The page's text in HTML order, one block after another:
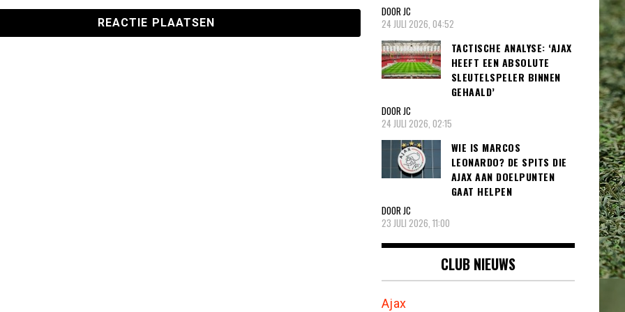
DOOR JC
24 JULI 2026, 04:52
TACTISCHE ANALYSE: ‘AJAX
HEEFT EEN ABSOLUTE
SLEUTELSPELER BINNEN
GEHAALD’
DOOR JC
24 JULI 2026, 02:15
WIE IS MARCOS
LEONARDO? DE SPITS DIE
AJAX AAN DOELPUNTEN
GAAT HELPEN
DOOR JC
23 JULI 2026, 11:00
CLUB NIEUWS
Ajax